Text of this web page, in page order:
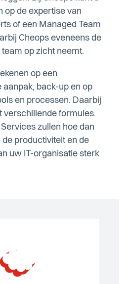
op de expertise van
of een Managed Team
Cheops eveneens de
op zicht neemt.
op een
back-up en op
en processen. Daarbij
verschillende formules.
zullen hoe dan
productiviteit en de
uw IT-organisatie sterk